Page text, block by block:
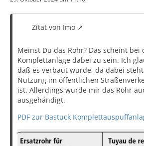
Zitat von Imo
Meinst Du das Rohr? Das scheint bei
Komplettanlage dabei zu sein. Ich
daß es verbaut wurde, da dabei
Nutzung im öffentlichen
ist. Allerdings wurde mir das Rohr
ausgehändigt.
PDF zur Bastuck